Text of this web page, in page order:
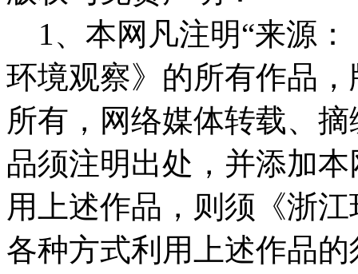
1、本网凡注明“来源：
环境观察》的所有作品
所有，网络媒体转载、
品须注明出处，并添加
用上述作品，则须《浙
各种方式利用上述作品